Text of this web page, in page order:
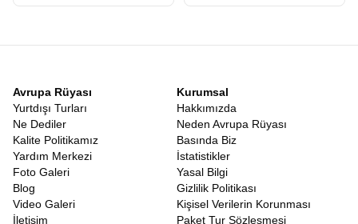
Avrupa Rüyası
Yurtdışı Turları
Ne Dediler
Kalite Politikamız
Yardım Merkezi
Foto Galeri
Blog
Video Galeri
İletişim
Kurumsal
Hakkımızda
Neden Avrupa Rüyası
Basında Biz
İstatistikler
Yasal Bilgi
Gizlilik Politikası
Kişisel Verilerin Korunması
Paket Tur Sözleşmesi